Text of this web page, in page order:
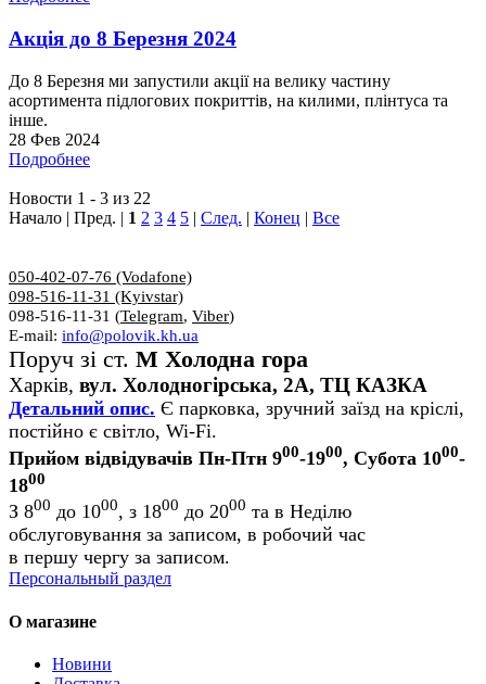
Акція до 8 Березня 2024
До 8 Березня ми запустили акції на велику частину
асортимента підлогових покриттів, на килими, плінтуса та
інше.
28 Фев 2024
Подробнее
Новости 1 - 3 из 22
Начало | Пред. | 1 2 3 4 5 | След. | Конец | Все
050-402-07-76 (Vodafone)
098-516-11-31 (Kyivstar)
098-516-11-31 (Telegram, Viber)
E-mail: info@polovik.kh.ua
Поруч зі ст. М Холодна гора
Харків, вул. Холодногірська, 2А, ТЦ КАЗКА
Детальний опис. Є парковка, зручний заїзд на кріслі,
постійно є світло, Wi-Fi.
Прийом відвідувачів Пн-Птн 900-1900, Субота 1000-
1800
З 800 до 1000, з 1800 до 2000 та в Неділю
обслуговування за записом, в робочий час
в першу чергу за записом.
Персональный раздел
О магазине
Новини